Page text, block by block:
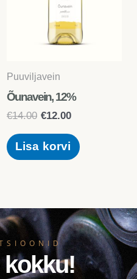
Puuviljavein
Õunavein, 12%
€14.00 €12.00
Lisa korvi
kokku!